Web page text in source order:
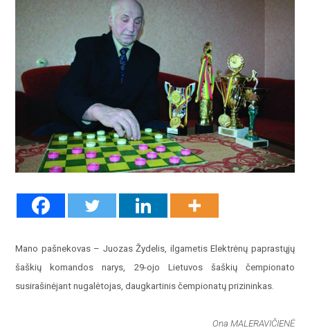
Mano pašnekovas – Juozas Žydelis, ilgametis Elektrėnų paprastųjų
šaškių komandos narys, 29-ojo Lietuvos šaškių čempionato
susirašinėjant nugalėtojas, daugkartinis čempionatų prizininkas.
Ona MALERAVIČIENĖ